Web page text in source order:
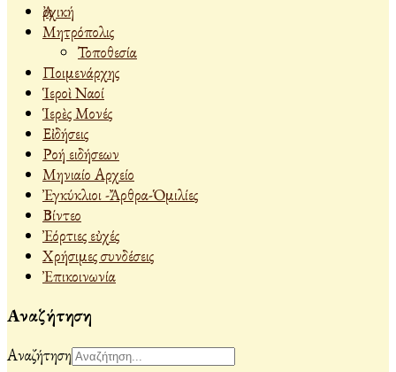
Ἀρχική
Μητρόπολις
Τοποθεσία
Ποιμενάρχης
Ἱεροὶ Ναοί
Ἱερὲς Μονές
Εἰδήσεις
Ροή ειδήσεων
Μηνιαίο Αρχείο
Ἐγκύκλιοι -Ἄρθρα-Ὁμιλίες
Βίντεο
Ἐόρτιες εὐχές
Χρήσιμες συνδέσεις
Ἐπικοινωνία
Αναζήτηση
Αναζήτηση